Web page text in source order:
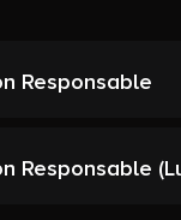
Responsable
Responsable